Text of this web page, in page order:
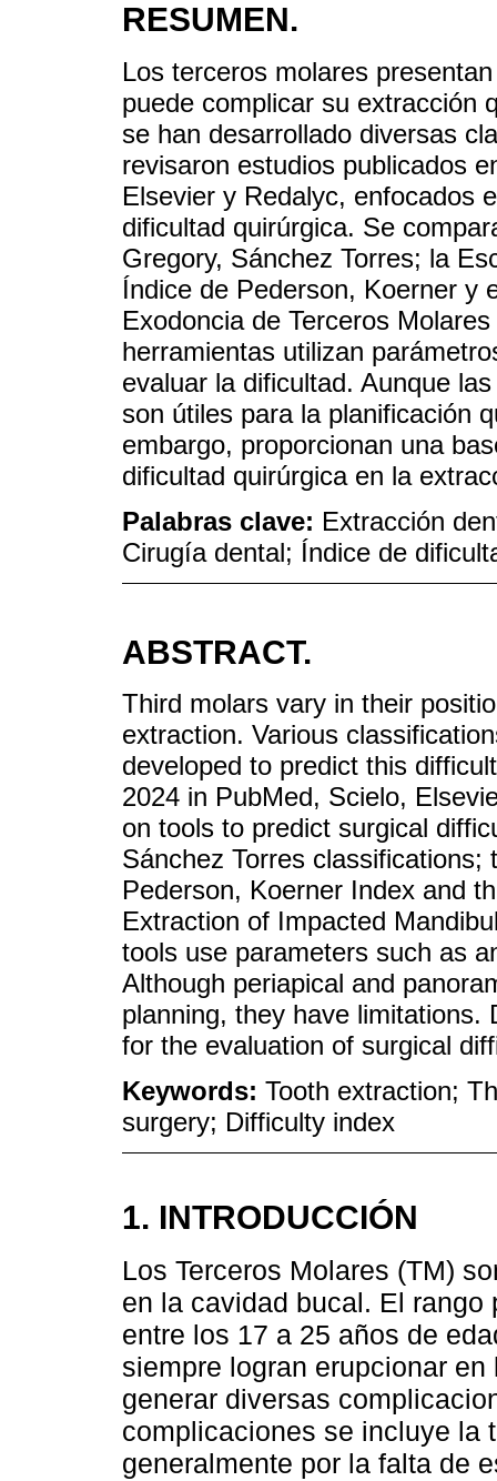
RESUMEN.
Los terceros molares
puede complicar su extracción
se han desarrollado diversas
revisaron estudios publicados
Elsevier y Redalyc, enfocados
dificultad quirúrgica. Se
Gregory, Sánchez Torres; la
Índice de Pederson, Koerner y
Exodoncia de Terceros
herramientas utilizan
evaluar la dificultad. Aunque
son útiles para la planificación
embargo, proporcionan una
dificultad quirúrgica en la
Palabras clave: Extracción
Cirugía dental; Índice de
ABSTRACT.
Third molars vary in their
extraction. Various
developed to predict this
2024 in PubMed, Scielo,
on tools to predict surgical
Sánchez Torres
Pederson, Koerner Index and
Extraction of Impacted
tools use parameters such as
Although periapical and
planning, they have limitations.
for the evaluation of surgical
Keywords: Tooth extraction;
surgery; Difficulty index
1. INTRODUCCIÓN
Los Terceros Molares (TM)
en la cavidad bucal. El
entre los 17 a 25 años de
siempre logran erupcionar
generar diversas
complicaciones se incluye la
generalmente por la falta de